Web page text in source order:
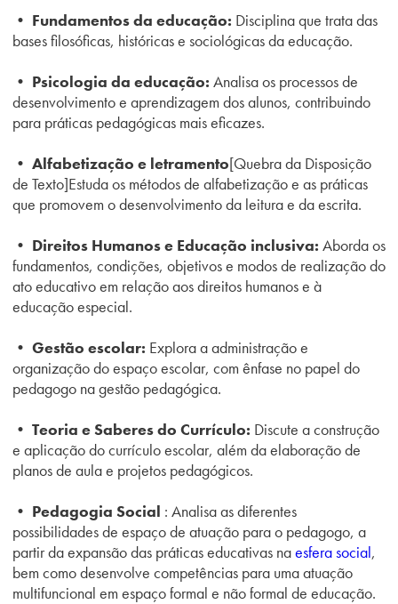
• Fundamentos da educação: Disciplina que trata das
bases filosóficas, históricas e sociológicas da educação.
• Psicologia da educação: Analisa os processos de
desenvolvimento e aprendizagem dos alunos, contribuindo
para práticas pedagógicas mais eficazes.
• Alfabetização e letramento[Quebra da Disposição
de Texto]Estuda os métodos de alfabetização e as práticas
que promovem o desenvolvimento da leitura e da escrita.
• Direitos Humanos e Educação inclusiva: Abordaos
fundamentos, condições, objetivos e modos de realização do
ato educativo em relação aos direitos humanos e à
educação especial.
• Gestão escolar: Explora a administração e
organização do espaço escolar, com ênfase no papel do
pedagogo na gestão pedagógica.
• Teoria e Saberes do Currículo: Discute a construção
e aplicação do currículo escolar, além da elaboração de
planosde aula e projetos pedagógicos.
• Pedagogia Social : Analisa as diferentes
possibilidades de espaço de atuação para o pedagogo, a
partirda expansão das práticas educativas naesfera social,
bem como desenvolve competências para uma atuação
multifuncional em espaço formal e não formal de educação.